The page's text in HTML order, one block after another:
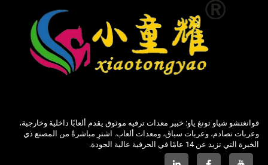
قوانغتشو شياو تونغ ياو: خبير معدات ترفيه موثوق يقدم ألعابًا داخلية وخارجية،
وعربات تصادم، وعربات سباق، ومعدات ألعاب. اشترِ مباشرةً من المصنع ذي
الخبرة التي تزيد عن 14 عامًا في الحرفية عالية الجودة.